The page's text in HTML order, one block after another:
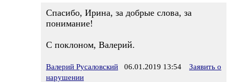
Спасибо, Ирина, за добрые слова, за
понимание!
С поклоном, Валерий.
Валерий Русаловский 06.01.2019 13:54
Заявить о
нарушении